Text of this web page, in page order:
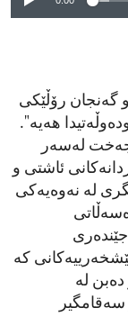
گەنجان رۆڵێکی
هەیە".
جەخت لەسەر
ئاشتی و
لە نەوەیەکی
کە
دەبن لە